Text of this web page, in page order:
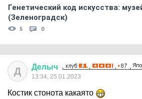
Генетический код искусства:
(Зеленоградск)
5 0
Д Делыч
13:34, 25.01.2023
Костик стонота какаято